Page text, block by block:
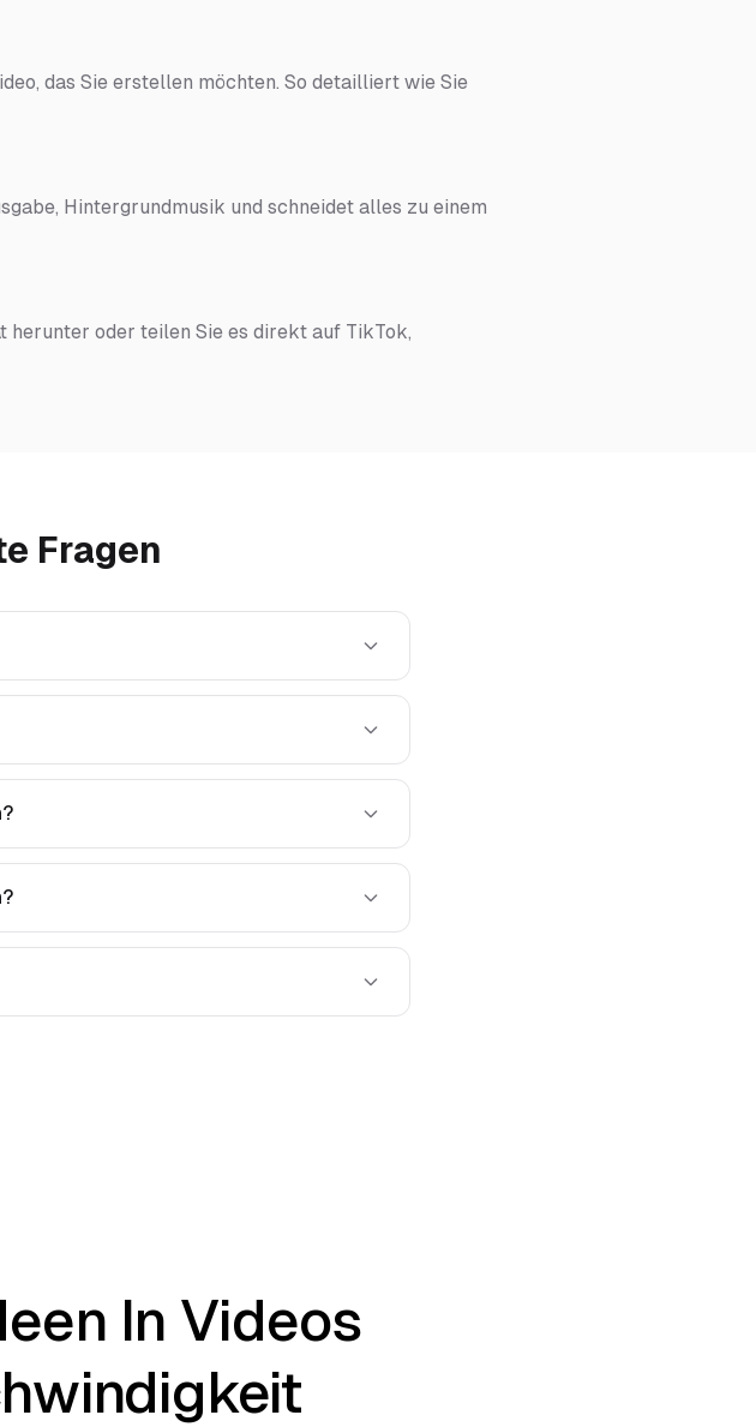
das Sie erstellen möchten. So detailliert wie Sie
Hintergrundmusik und schneidet alles zu einem
herunter oder teilen Sie es direkt auf TikTok,
Fragen
In Videos